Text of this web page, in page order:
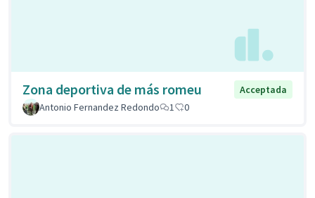
Zona deportiva de más romeu
Acceptada
Antonio Fernandez Redondo
1 0